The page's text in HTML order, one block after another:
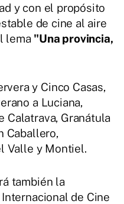
y con el propósito
de cine al aire
lema "Una provincia,
y Cinco Casas,
a Luciana,
Calatrava, Granátula
Caballero,
Valle y Montiel.
también la
de Cine